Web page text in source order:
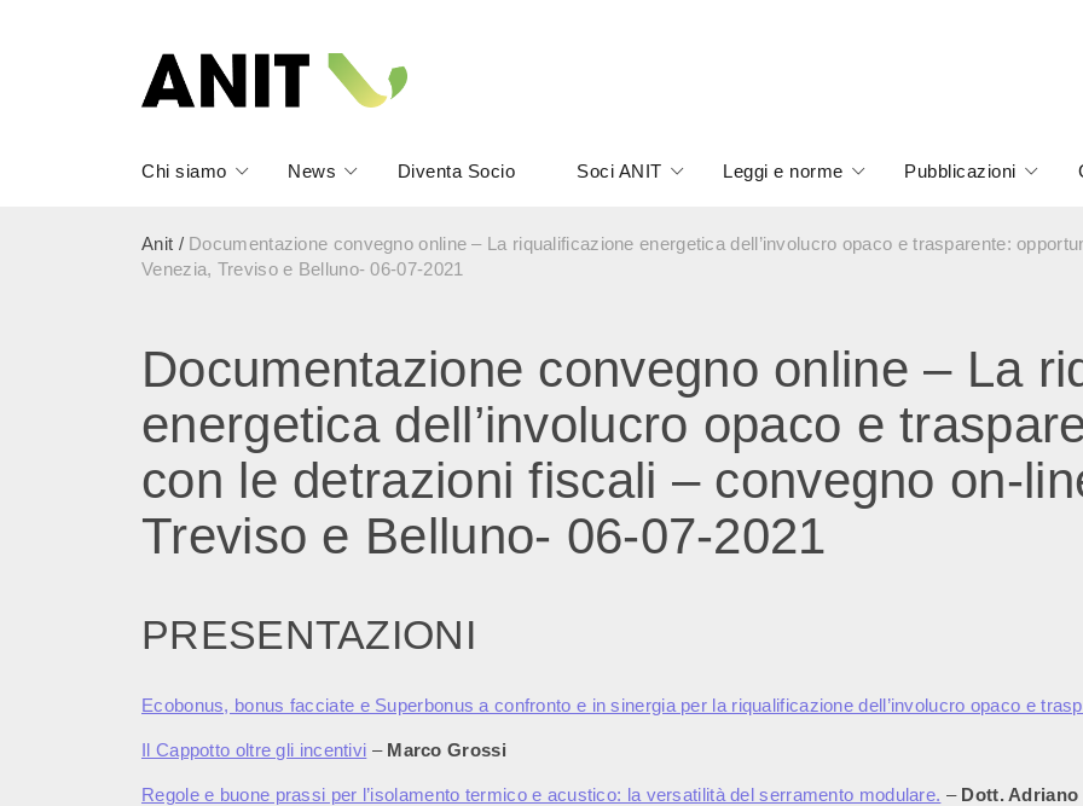
Chi siamo News Diventa Socio Soci ANIT Leggi e norme Pubblicazioni
Anit / Documentazione convegno online – La riqualificazione energetica dell’involucro opaco e trasparente:
Venezia, Treviso e Belluno- 06-07-2021
Documentazione convegno online – La
energetica dell’involucro opaco e
con le detrazioni fiscali – convegno on-
Treviso e Belluno- 06-07-2021
PRESENTAZIONI
Ecobonus, bonus facciate e Superbonus a confronto e in sinergia per la riqualificazione dell’involucro opaco e
Il Cappotto oltre gli incentivi – Marco Grossi
Regole e buone prassi per l’isolamento termico e acustico: la versatilità del serramento modulare. – Dott. Adriano